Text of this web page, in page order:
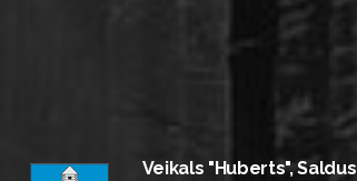
Veikals "Huberts", Saldus